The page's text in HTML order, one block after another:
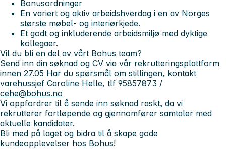
Bonusordninger
En variert og aktiv arbeidshverdag i en av Norges
største møbel- og interiørkjede.
Et godt og inkluderende arbeidsmiljø med dyktige
kollegaer.
Vil du bli en del av vårt Bohus team?
Send inn din søknad og CV via vår rekrutteringsplattform
innen 27.05 Har du spørsmål om stillingen, kontakt
varehussjef Caroline Helle, tlf 95857873 /
cehe@bohus.no
Vi oppfordrer til å sende inn søknad raskt, da vi
rekrutterer fortløpende og gjennomfører samtaler med
aktuelle kandidater.
Bli med på laget og bidra til å skape gode
kundeopplevelser hos Bohus!